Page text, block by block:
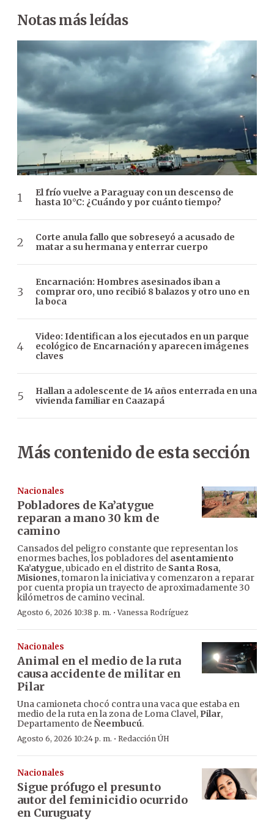
Notas más leídas
El frío vuelve a Paraguay con un descenso de
hasta 10°C: ¿Cuándo y por cuánto tiempo?
Corte anula fallo que sobreseyó a acusado de
matar a su hermana y enterrar cuerpo
Encarnación: Hombres asesinados iban a
comprar oro, uno recibió 8 balazos y otro uno en
la boca
Video: Identifican a los ejecutados en un parque
ecológico de Encarnación y aparecen imágenes
claves
Hallan a adolescente de 14 años enterrada en una
vivienda familiar en Caazapá
Más contenido de esta sección
Nacionales
Pobladores de Ka’atygue
reparan a mano 30 km de
camino
Cansados del peligro constante que representan los
enormes baches, los pobladores del asentamiento
Ka’atygue, ubicado en el distrito de Santa Rosa,
Misiones, tomaron la iniciativa y comenzaron a reparar
por cuenta propia un trayecto de aproximadamente 30
kilómetros de camino vecinal.
Agosto 6, 2026 10:38 p. m. ·Vanessa Rodríguez
Nacionales
Animal en el medio de la ruta
causa accidente de militar en
Pilar
Una camioneta chocó contra una vaca que estaba en
medio de la ruta en la zona de Loma Clavel, Pilar,
Departamento deÑeembucú.
Agosto 6, 2026 10:24 p. m. · Redacción ÚH
Nacionales
Sigue prófugo el presunto
autor del feminicidio ocurrido
en Curuguaty